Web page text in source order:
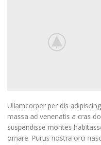
Ullamcorper per dis
massa ad venenatis a cras
suspendisse montes
ornare. Purus nostra orci